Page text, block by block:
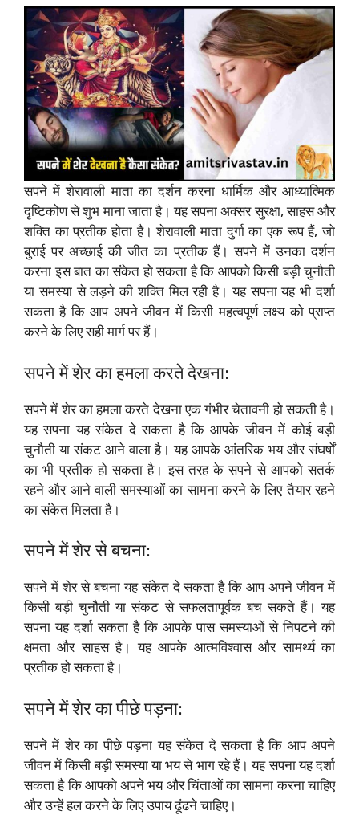
सपने में शेरावाली माता का दर्शन करना धार्मिक और आध्यात्मिक
दृष्टिकोण से शुभ माना जाता है। यह सपना अक्सर सुरक्षा, साहस और
शक्ति का प्रतीक होता है। शेरावाली माता दुर्गा का एक रूप हैं, जो
बुराई पर अच्छाई की जीत का प्रतीक हैं। सपने में उनका दर्शन
करना इस बात का संकेत हो सकता है कि आपको किसी बड़ी चुनौती
या समस्या से लड़ने की शक्ति मिल रही है। यह सपना यह भी दर्शा
सकता है कि आप अपने जीवन में किसी महत्वपूर्ण लक्ष्य को प्राप्त
करने के लिए सही मार्ग पर हैं।
सपने में शेर का हमला करते देखना:
सपने में शेर का हमला करते देखना एक गंभीर चेतावनी हो सकती है।
यह सपना यह संकेत दे सकता है कि आपके जीवन में कोई बड़ी
चुनौती या संकट आने वाला है। यह आपके आंतरिक भय और संघर्षों
का भी प्रतीक हो सकता है। इस तरह के सपने से आपको सतर्क
रहने और आने वाली समस्याओं का सामना करने के लिए तैयार रहने
का संकेत मिलता है।
सपने में शेर से बचना:
सपने में शेर से बचना यह संकेत दे सकता है कि आप अपने जीवन में
किसी बड़ी चुनौती या संकट से सफलतापूर्वक बच सकते हैं। यह
सपना यह दर्शा सकता है कि आपके पास समस्याओं से निपटने की
क्षमता और साहस है। यह आपके आत्मविश्वास और सामर्थ्य का
प्रतीक हो सकता है।
सपने में शेर का पीछे पड़ना:
सपने में शेर का पीछे पड़ना यह संकेत दे सकता है कि आप अपने
जीवन में किसी बड़ी समस्या या भय से भाग रहे हैं। यह सपना यह दर्शा
सकता है कि आपको अपने भय और चिंताओं का सामना करना चाहिए
और उन्हें हल करने के लिए उपाय ढूंढने चाहिए।